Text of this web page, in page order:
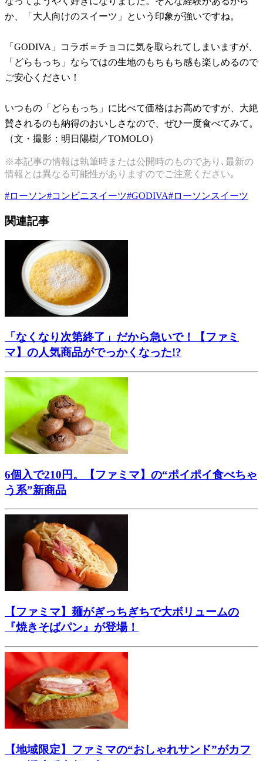
か、「大人向けのスイーツ」という印象が強いですね。
「GODIVA」コラボ＝チョコに気を取られてしまいますが、
「どらもっち」ならではの生地のもちもち感も楽しめるので
ご安心ください！
いつもの「どらもっち」に比べて価格はお高めですが、大絶
賛されるのも納得のおいしさなので、ぜひ一度食べてみて。
（文・撮影：明日陽樹／TOMOLO）
※本記事の情報は執筆時または公開時のものであり､最新の
情報とは異なる可能性がありますのでご注意ください｡
#ローソン#コンビニスイーツ#GODIVA#ローソンスイーツ
関連記事
「なくなり次第終了」だから急いで！【ファミ
マ】の人気商品がでっかくなった!?
6個入で210円。【ファミマ】の“ポイポイ食べちゃ
う系”新商品
【ファミマ】麺がぎっちぎちで大ボリュームの
『焼きそばパン』が登場！
【地域限定】ファミマの“おしゃれサンド”がカフ